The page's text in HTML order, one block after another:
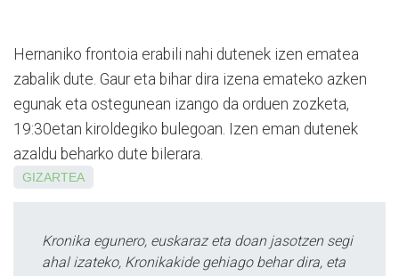
Hernaniko frontoia erabili nahi dutenek izen ematea
zabalik dute. Gaur eta bihar dira izena emateko azken
egunak eta ostegunean izango da orduen zozketa,
19:30etan kiroldegiko bulegoan. Izen eman dutenek
azaldu beharko dute bilerara.
GIZARTEA
Kronika egunero, euskaraz eta doan jasotzen segi
ahal izateko, Kronikakide gehiago behar dira, eta